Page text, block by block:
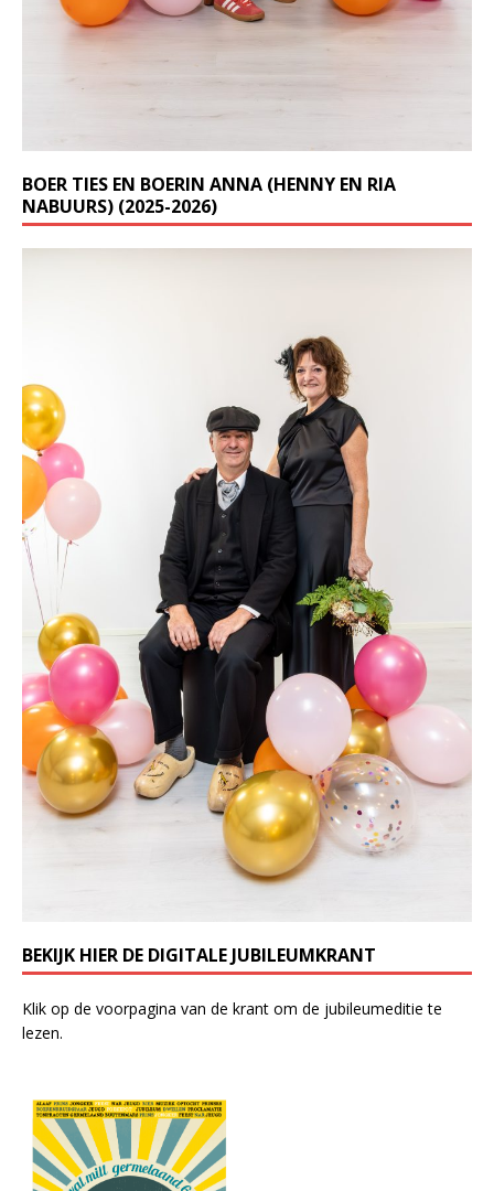
BOER TIES EN BOERIN ANNA (HENNY EN RIA
NABUURS) (2025-2026)
BEKIJK HIER DE DIGITALE JUBILEUMKRANT
Klik op de voorpagina van de krant om de jubileumeditie te
lezen.